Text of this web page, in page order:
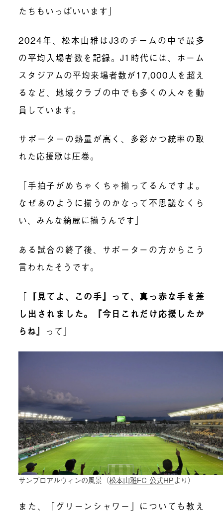
たちもいっぱいいます」
2024年、松本山雅はJ3のチームの中で最多
の平均入場者数を記録。J1時代には、ホーム
スタジアムの平均来場者数が17,000人を超え
るなど、地域クラブの中でも多くの人々を動
員しています。
サポーターの熱量が高く、多彩かつ統率の取
れた応援歌は圧巻。
「手拍子がめちゃくちゃ揃ってるんですよ。
なぜあのように揃うのかなって不思議なくら
い、みんな綺麗に揃うんです」
ある試合の終了後、サポーターの方からこう
言われたそうです。
「 『見てよ、この手』って、真っ赤な手を差
し出されました。『今日これだけ応援したか
らね』 って」
サンプロアルウィンの風景（松本山雅FC 公式HPより）
また、「グリーンシャワー」についても教え